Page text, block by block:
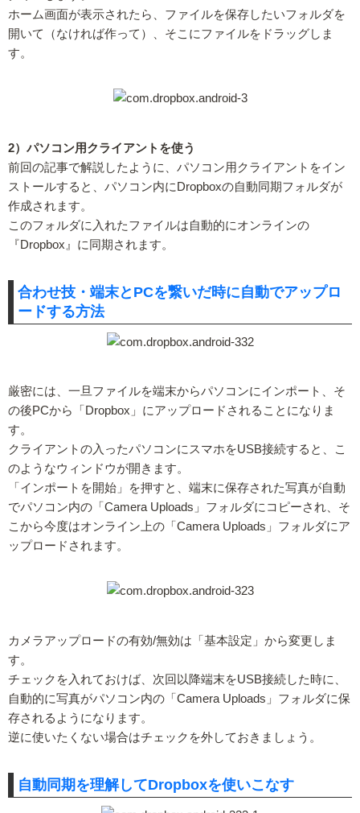
ホーム画面が表示されたら、ファイルを保存したいフォルダを
開いて（なければ作って）、そこにファイルをドラッグしま
す。
2）パソコン用クライアントを使う
前回の記事で解説したように、パソコン用クライアントをイン
ストールすると、パソコン内にDropboxの自動同期フォルダが
作成されます。
このフォルダに入れたファイルは自動的にオンラインの
『Dropbox』に同期されます。
合わせ技・端末とPCを繋いだ時に自動でアップロ
ードする方法
厳密には、一旦ファイルを端末からパソコンにインポート、そ
の後PCから「Dropbox」にアップロードされることになりま
す。
クライアントの入ったパソコンにスマホをUSB接続すると、こ
のようなウィンドウが開きます。
「インポートを開始」を押すと、端末に保存された写真が自動
でパソコン内の「Camera Uploads」フォルダにコピーされ、そ
こから今度はオンライン上の「Camera Uploads」フォルダにア
ップロードされます。
カメラアップロードの有効/無効は「基本設定」から変更しま
す。
チェックを入れておけば、次回以降端末をUSB接続した時に、
自動的に写真がパソコン内の「Camera Uploads」フォルダに保
存されるようになります。
逆に使いたくない場合はチェックを外しておきましょう。
自動同期を理解してDropboxを使いこなす